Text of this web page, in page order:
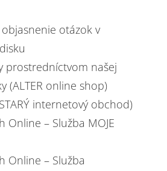
otázok v
prostredníctvom našej
(ALTER online shop)
internetový obchod)
Online – Služba MOJE
Online – Služba